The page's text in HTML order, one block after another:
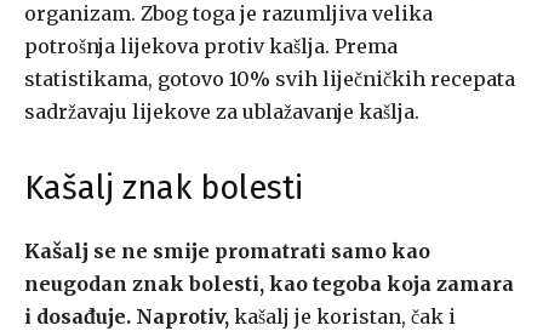
organizam. Zbog toga je razum­ljiva velika
potrošnja lijekova protiv kašlja. Prema
statistikama, gotovo 10% svih liječničkih recepata
sadržavaju lijekove za ublažavanje kašlja.
Kašalj znak bolesti
Kašalj se ne smije promatrati samo kao
neugodan znak bolesti, kao tegoba koja zamara
i dosađuje. Naprotiv, kašalj je koristan, čak i